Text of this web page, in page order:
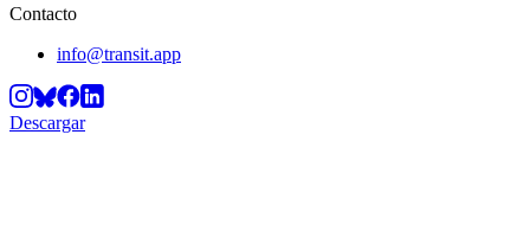
Contacto
info@transit.app
Descargar